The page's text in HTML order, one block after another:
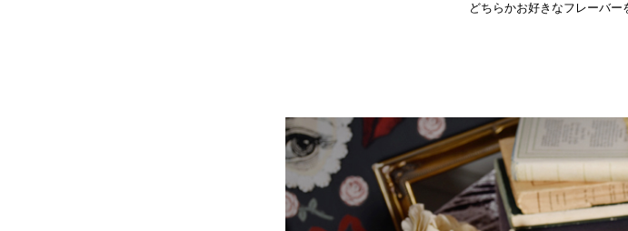
どちらかお好きなフレーバー